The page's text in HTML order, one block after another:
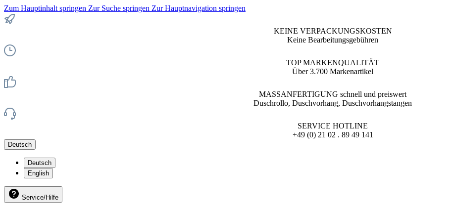
Zum Hauptinhalt springen Zur Suche springen Zur Hauptnavigation springen
KEINE VERPACKUNGSKOSTEN
Keine Bearbeitungsgebühren
TOP MARKENQUALITÄT
Über 3.700 Markenartikel
MASSANFERTIGUNG schnell und preiswert
Duschrollo, Duschvorhang, Duschvorhangstangen
SERVICE HOTLINE
+49 (0) 21 02 . 89 49 141
Deutsch
Deutsch
English
Service/Hilfe